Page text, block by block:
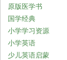
原版医学书
国学经典
小学学习资源
小学英语
少儿英语启蒙